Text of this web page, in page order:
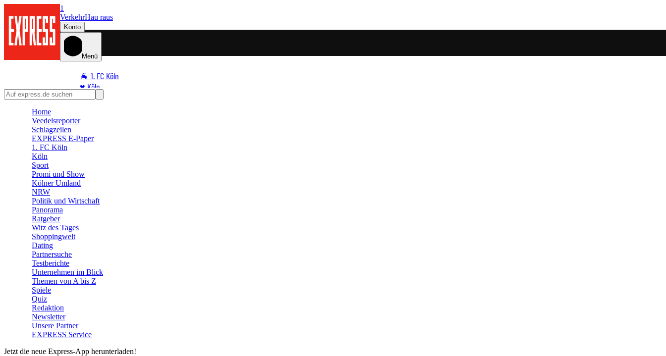
1
VerkehrHau raus
Konto
Menü
🐐 1. FC Köln
♥️ Köln
⭐ Promi
🛒 Shoppingwelt
🧩 Spiele
Home
Veedelsreporter
Schlagzeilen
EXPRESS E-Paper
1. FC Köln
Köln
Sport
Promi und Show
Kölner Umland
NRW
Politik und Wirtschaft
Panorama
Ratgeber
Witz des Tages
Shoppingwelt
Dating
Partnersuche
Testberichte
Unternehmen im Blick
Themen von A bis Z
Spiele
Quiz
Redaktion
Newsletter
Unsere Partner
EXPRESS Service
Jetzt die neue Express-App herunterladen!